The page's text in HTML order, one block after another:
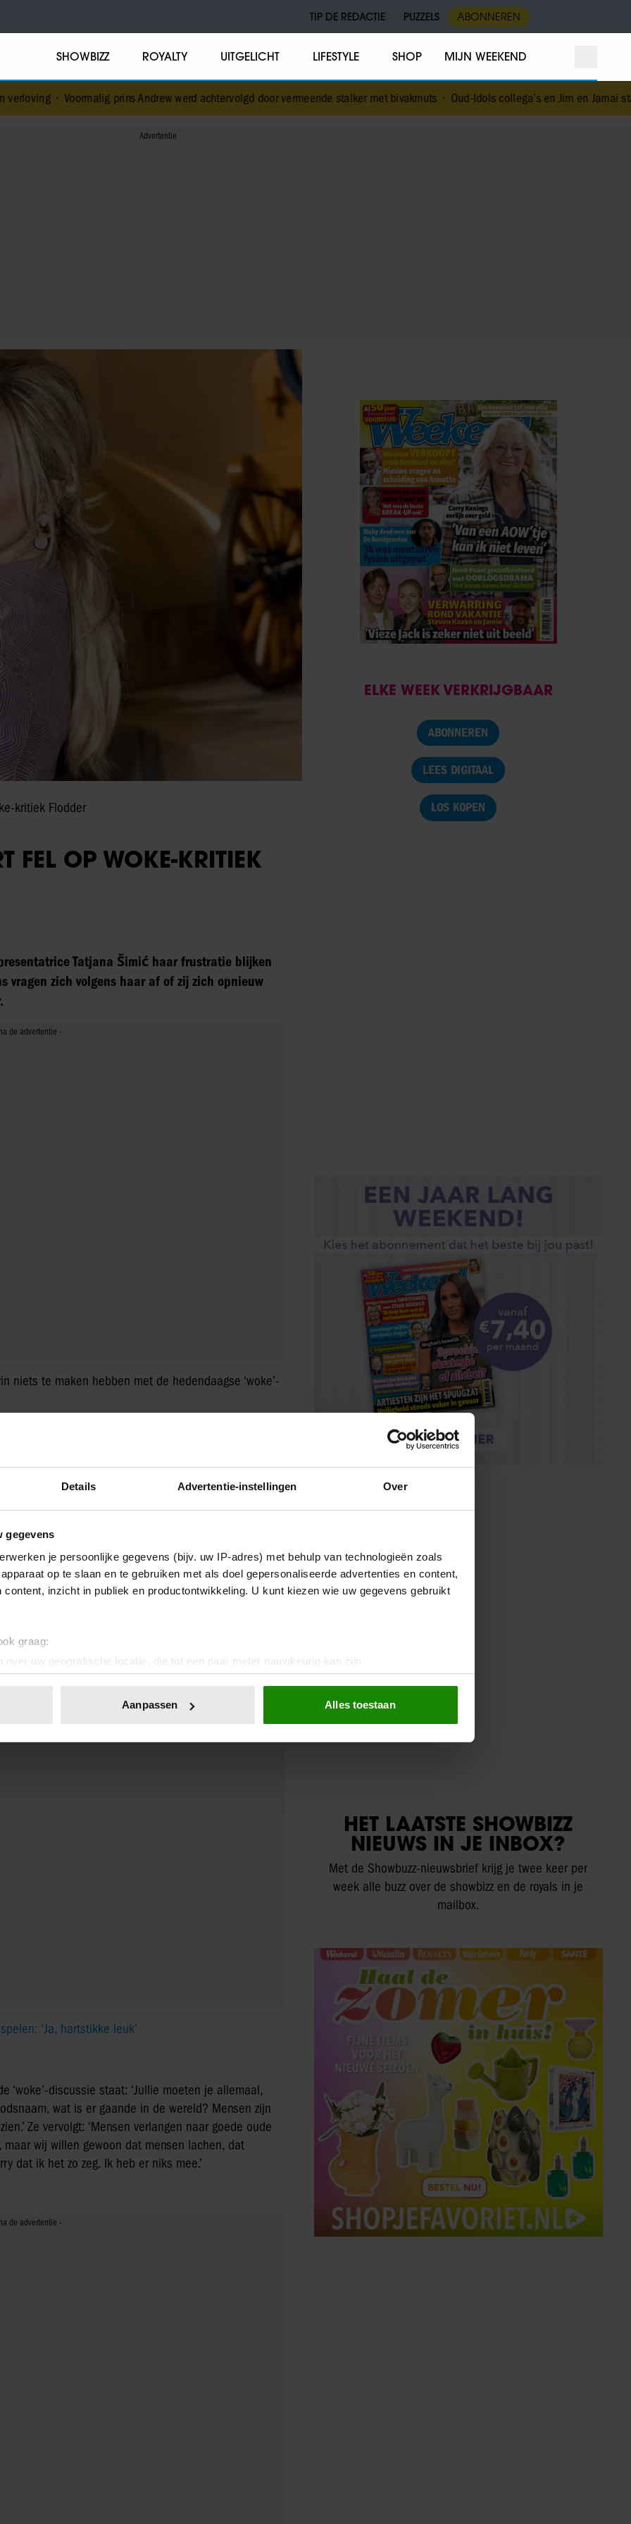
Details Advertentie-instellingen Over
gegevens
je persoonlijke gegevens (bijv. uw IP-adres) met behulp van technologieën zoals
op te slaan en te gebruiken met als doel gepersonaliseerde advertenties en content,
content, inzicht in publiek en productontwikkeling. U kunt kiezen wie uw gegevens gebruikt
graag:
over uw geografische locatie, die tot een paar meter nauwkeurig kan zijn
door het actief te scannen op specifieke eigenschappen (fingerprinting)
of intrekken in de Cookieverklaring.
Aanpassen Alles toestaan
TIP DE REDACTIE PUZZELS ABONNEREN
SHOWBIZZ ROYALTY UITGELICHT LIFESTYLE SHOP MIJN WEEKEND
prins Andrew werd achtervolgd door vermeende stalker met bivakmuts•Oud-Idols collega’s en Jim en Jamai staan stil bij
kritiek Flodder
FEL OP WOKE-KRITIEK
Tatjana Šimić haar frustratie blijken
vragen zich volgens haar af of zij zich opnieuw
te maken hebben met de hedendaagse ‘woke’-
hun zorgen uiten over bloot en de grenzen van
weer doen?’ Ze geeft aan dat deze reacties haar
biedt voor humor en ontspanning. Volgens
geven van een moment van plezier, los van politieke
dat de tijden veranderd zijn. ‘Veel mensen
niet mogelijk? Alles is mogelijk,’ zegt zij. Ze legt
zorgen van mensen en dat de kern nog altijd
van humor.
‘Ja, hartstikke leuk’
discussie staat: ‘Jullie moeten je allemaal,
wat is er gaande in de wereld? Mensen zijn
Ze vervolgt: ‘Mensen verlangen naar goede oude
wij willen gewoon dat mensen lachen, dat
dat ik het zo zeg. Ik heb er niks mee.’
ELKE WEEK VERKRIJGBAAR
ABONNEREN
LEES DIGITAAL
LOS KOPEN